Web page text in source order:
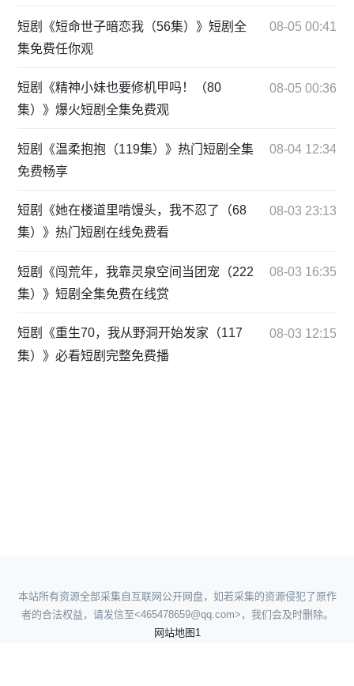
短剧《短命世子暗恋我（56集）》短剧全
集免费任你观
08-05 00:41
短剧《精神小妹也要修机甲吗！（80
集）》爆火短剧全集免费观
08-05 00:36
短剧《温柔抱抱（119集）》热门短剧全集
免费畅享
08-04 12:34
短剧《她在楼道里啃馒头，我不忍了（68
集）》热门短剧在线免费看
08-03 23:13
短剧《闯荒年，我靠灵泉空间当团宠（222
集）》短剧全集免费在线赏
08-03 16:35
短剧《重生70，我从野洞开始发家（117
集）》必看短剧完整免费播
08-03 12:15
本站所有资源全部采集自互联网公开网盘，如若采集的资源侵犯了原作
者的合法权益，请发信至<465478659@qq.com>，我们会及时删除。
网站地图1